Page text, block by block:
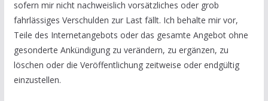
sofern mir nicht nachweislich vorsätzliches oder grob
fahrlässiges Verschulden zur Last fällt. Ich behalte mir vor,
Teile des Internetangebots oder das gesamte Angebot ohne
gesonderte Ankündigung zu verändern, zu ergänzen, zu
löschen oder die Veröffentlichung zeitweise oder endgültig
einzustellen.